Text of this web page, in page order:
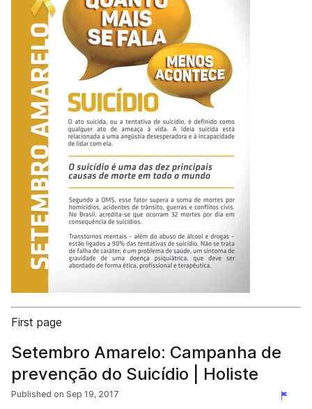
First page
Setembro Amarelo: Campanha de
prevenção do Suicídio | Holiste
Published on Sep 19, 2017